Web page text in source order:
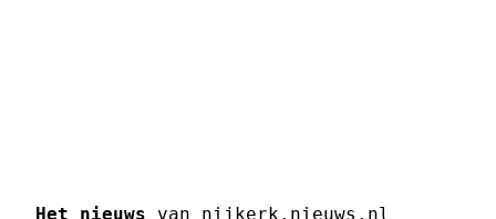
Het nieuws van nijkerk.nieuws.nl